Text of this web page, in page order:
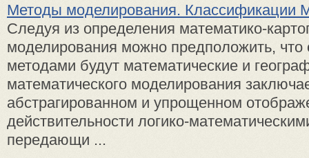
Методы моделирования. Классификации
Следуя из определения математико-
моделирования можно предположить,
методами будут математические и
математического моделирования
абстрагированном и упрощенном
действительности логико-
передающи ...